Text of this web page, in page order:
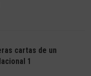
cartas de un
1